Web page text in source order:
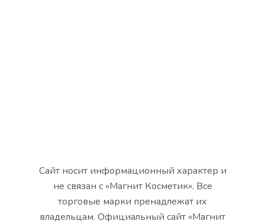
Сайт носит информационный характер и
не связан с «Магнит Косметик». Все
торговые марки пренадлежат их
владельцам. Официальный сайт «Магнит